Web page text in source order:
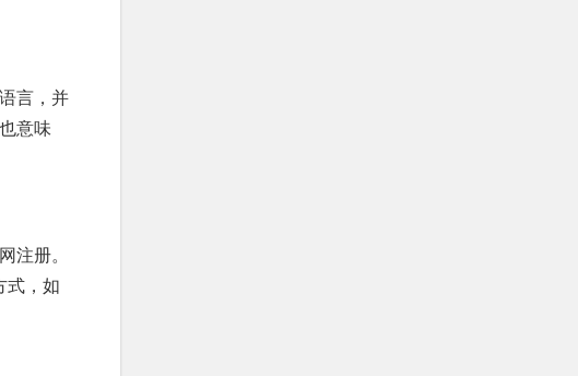
言，并
意味
册。
式，如